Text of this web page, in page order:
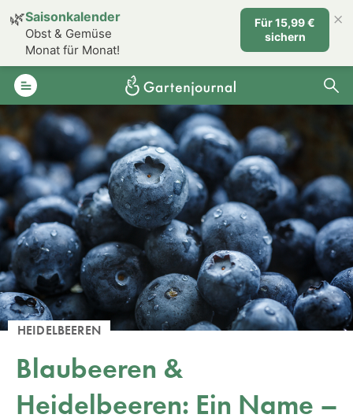
HEIDELBEEREN
Blaubeeren &
Heidelbeeren: Ein Name –
🌿Saisonkalender
Obst & Gemüse
Monat für Monat!
Für 15,99 €
sichern
×